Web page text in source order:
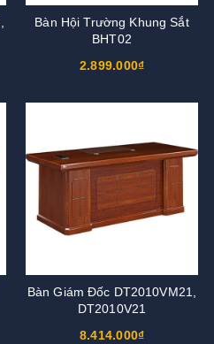
Bàn Hội Trường Khung Sắt
BHT02
2.899.000₫
Bàn Giám Đốc DT2010VM21,
DT2010V21
8.414.000₫